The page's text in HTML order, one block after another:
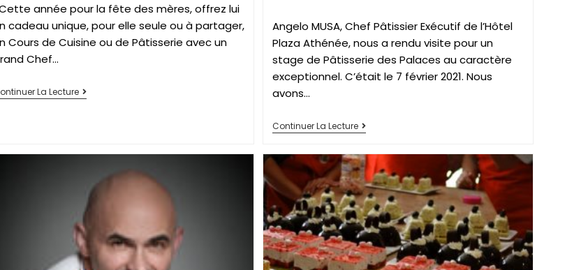
année pour la fête des mères, offrez lui
cadeau unique, pour elle seule ou à partager,
Cours de Cuisine ou de Pâtisserie avec un
Chef…
La Lecture
Angelo MUSA, Chef Pâtissier Exécutif de l’Hôtel
Plaza Athénée, nous a rendu visite pour un
stage de Pâtisserie des Palaces au caractère
exceptionnel. C’était le 7 février 2021. Nous
avons…
Continuer La Lecture